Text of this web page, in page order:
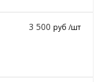
3 500руб /шт